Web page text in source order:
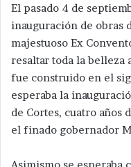
El pasado 4 de
inauguración de obras
majestuoso Ex
resaltar toda la belleza
fue construido en el
esperaba la
de Cortes, cuatro años
el finado gobernador
Asimismo se esperaba